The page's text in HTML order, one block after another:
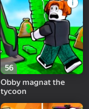
56
Obby magnat the
tycoon